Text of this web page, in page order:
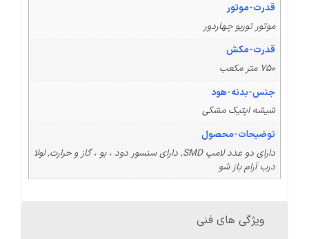
ویژگی های فنی
قدرت-موتور
موتور توربو چهاردور
قدرت-مکش
750 متر مکعب
جنس-بدنه-هود
شیشه اپتیک مشکی
توضیحات-محصول
دارای دو عدد لامپ SMD, دارای سنسور دود ، بو ، گاز و حرارت, لولا
درب آرام باز شو